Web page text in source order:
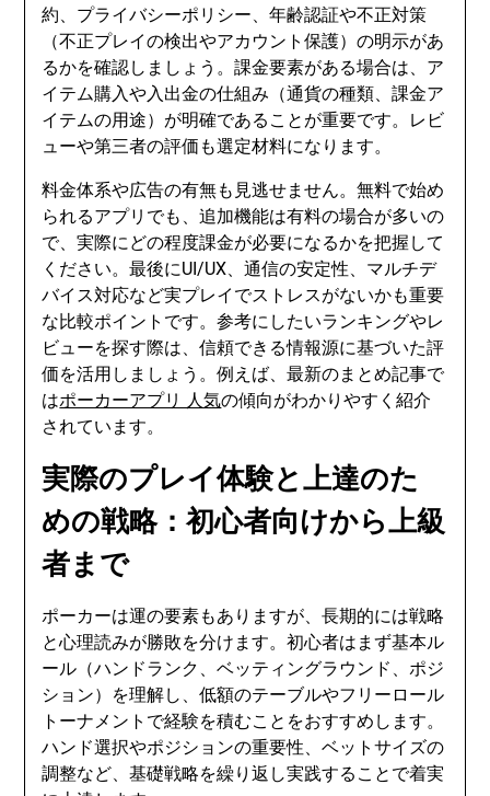
約、プライバシーポリシー、年齢認証や不正対策
（不正プレイの検出やアカウント保護）の明示があ
るかを確認しましょう。課金要素がある場合は、ア
イテム購入や入出金の仕組み（通貨の種類、課金ア
イテムの用途）が明確であることが重要です。レビ
ューや第三者の評価も選定材料になります。
料金体系や広告の有無も見逃せません。無料で始め
られるアプリでも、追加機能は有料の場合が多いの
で、実際にどの程度課金が必要になるかを把握して
ください。最後にUI/UX、通信の安定性、マルチデ
バイス対応など実プレイでストレスがないかも重要
な比較ポイントです。参考にしたいランキングやレ
ビューを探す際は、信頼できる情報源に基づいた評
価を活用しましょう。例えば、最新のまとめ記事で
はポーカーアプリ 人気の傾向がわかりやすく紹介
されています。
実際のプレイ体験と上達のた
めの戦略：初心者向けから上級
者まで
ポーカーは運の要素もありますが、長期的には戦略
と心理読みが勝敗を分けます。初心者はまず基本ル
ール（ハンドランク、ベッティングラウンド、ポジ
ション）を理解し、低額のテーブルやフリーロール
トーナメントで経験を積むことをおすすめします。
ハンド選択やポジションの重要性、ベットサイズの
調整など、基礎戦略を繰り返し実践することで着実